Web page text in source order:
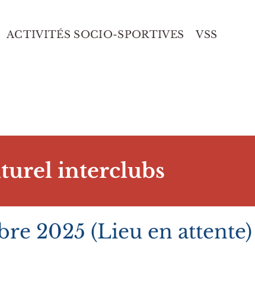
ACTIVITÉS SOCIO-SPORTIVES VSS
interclubs
2025 (Lieu en attente)